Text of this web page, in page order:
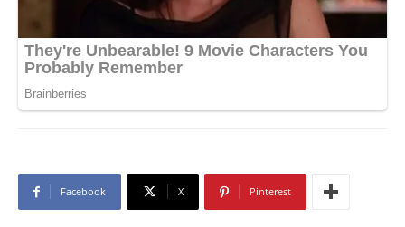
Facebook X Pinterest